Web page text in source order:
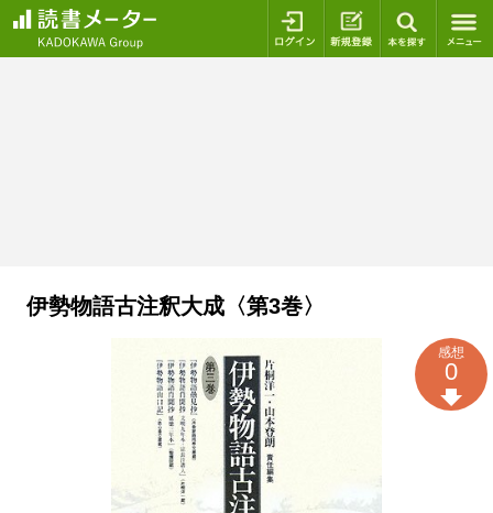
ログイン 新規登録
伊勢物語古注釈大成〈第3巻〉
感想
0